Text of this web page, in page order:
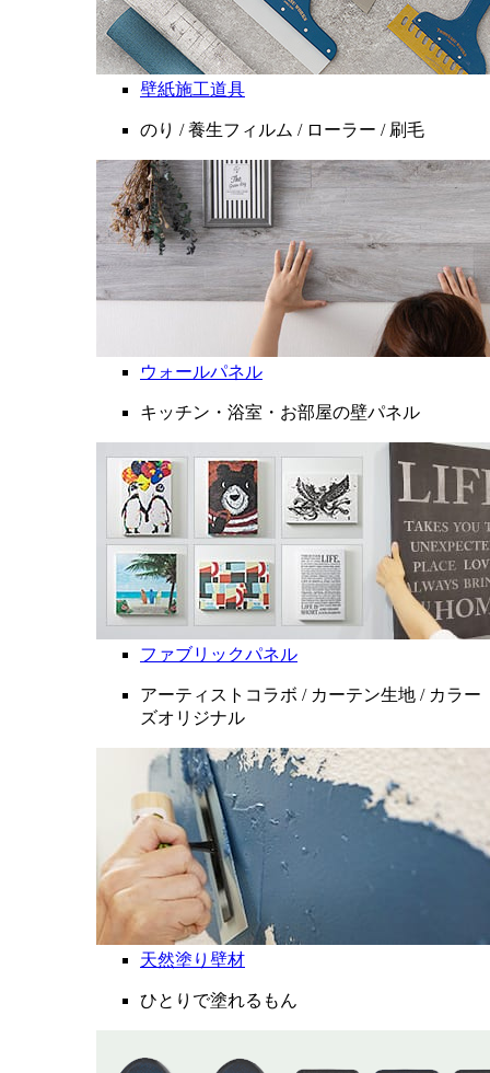
壁紙施工道具
のり / 養生フィルム / ローラー / 刷毛
ウォールパネル
キッチン・浴室・お部屋の壁パネル
ファブリックパネル
アーティストコラボ / カーテン生地 / カラー
ズオリジナル
天然塗り壁材
ひとりで塗れるもん